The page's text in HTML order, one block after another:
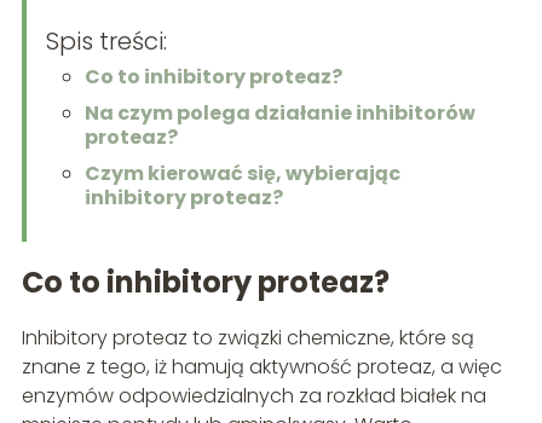
Spis treści:
Co to inhibitory proteaz?
Na czym polega działanie inhibitorów
proteaz?
Czym kierować się, wybierając
inhibitory proteaz?
Co to inhibitory proteaz?
Inhibitory proteaz to związki chemiczne, które są
znane z tego, iż hamują aktywność proteaz, a więc
enzymów odpowiedzialnych za rozkład białek na